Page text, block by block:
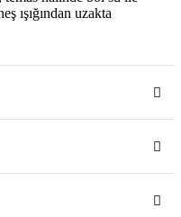
ışığından uzakta